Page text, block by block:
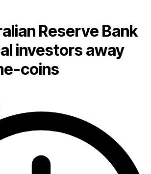
Reserve Bank
investors away
coins